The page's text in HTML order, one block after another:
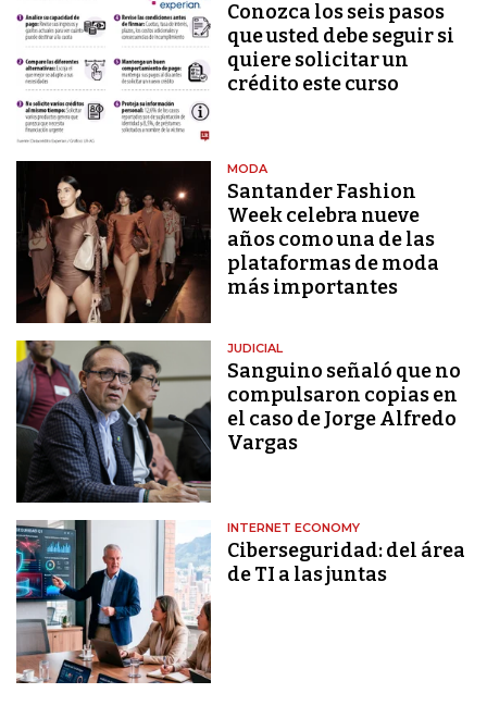
Conozca los seis pasos
que usted debe seguir si
quiere solicitar un
crédito este curso
MODA
Santander Fashion
Week celebra nueve
años como una de las
plataformas de moda
más importantes
JUDICIAL
Sanguino señaló que no
compulsaron copias en
el caso de Jorge Alfredo
Vargas
INTERNET ECONOMY
Ciberseguridad: del área
de TI a las juntas